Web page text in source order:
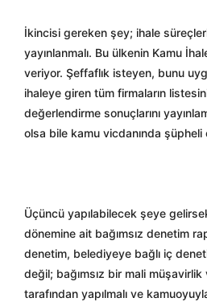
İkincisi gereken şey; ihale
yayınlanmalı. Bu ülkenin Kamu
veriyor. Şeffaflık isteyen, bunu
ihaleye giren tüm firmaların
değerlendirme sonuçlarını
olsa bile kamu vicdanında şüpheli
Üçüncü yapılabilecek şeye
dönemine ait bağımsız denetim
denetim, belediyeye bağlı iç
değil; bağımsız bir mali
tarafından yapılmalı ve